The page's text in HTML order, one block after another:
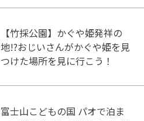
【竹採公園】かぐや姫発祥の
地!?おじいさんがかぐや姫を見
つけた場所を見に行こう！
富士山こどもの国 パオで泊ま